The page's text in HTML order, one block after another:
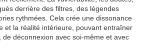
derrière des filtres, des légendes
rythmées. Cela crée une dissonance
et la réalité intérieure, pouvant entraîner
de déconnexion avec soi-même et avec